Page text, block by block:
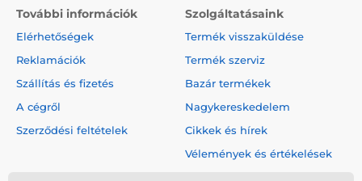
További információk
Elérhetőségek
Reklamációk
Szállítás és fizetés
A cégről
Szerződési feltételek
Szolgáltatásaink
Termék visszaküldése
Termék szerviz
Bazár termékek
Nagykereskedelem
Cikkek és hírek
Vélemények és értékelések